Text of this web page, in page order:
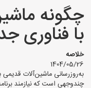
چگونه
با فناوری
خلاصه
1404/05/26
به‌روزرسانی ماشین‌آلات قدیمی
چندوجهی است که نیازمند